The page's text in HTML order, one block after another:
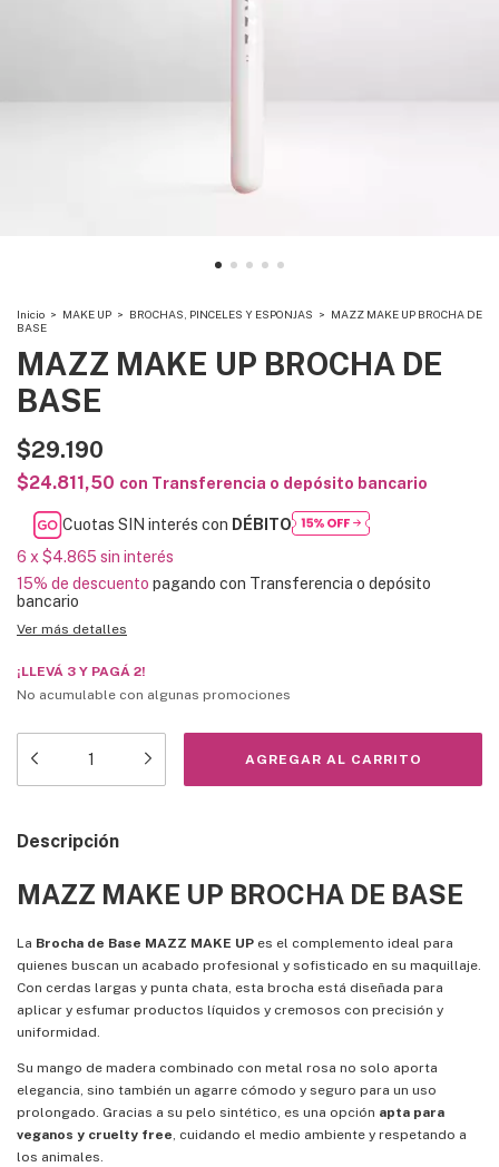
Inicio > MAKE UP > BROCHAS, PINCELES Y ESPONJAS > MAZZ MAKE UP BROCHA DE
BASE
MAZZ MAKE UP BROCHA DE
BASE
$29.190
$24.811,50 con Transferencia o depósito bancario
Cuotas SIN interés con DÉBITO
6 x $4.865 sin interés
15% de descuento pagando con Transferencia o depósito
bancario
Ver más detalles
¡LLEVÁ 3 Y PAGÁ 2!
No acumulable con algunas promociones
Descripción
MAZZ MAKE UP BROCHA DE BASE
La Brocha de Base MAZZ MAKE UP es el complemento ideal para
quienes buscan un acabado profesional y sofisticado en su maquillaje.
Con cerdas largas y punta chata, esta brocha está diseñada para
aplicar y esfumar productos líquidos y cremosos con precisión y
uniformidad.
Su mango de madera combinado con metal rosa no solo aporta
elegancia, sino también un agarre cómodo y seguro para un uso
prolongado. Gracias a su pelo sintético, es una opción apta para
veganos y cruelty free, cuidando el medio ambiente y respetando a
los animales.